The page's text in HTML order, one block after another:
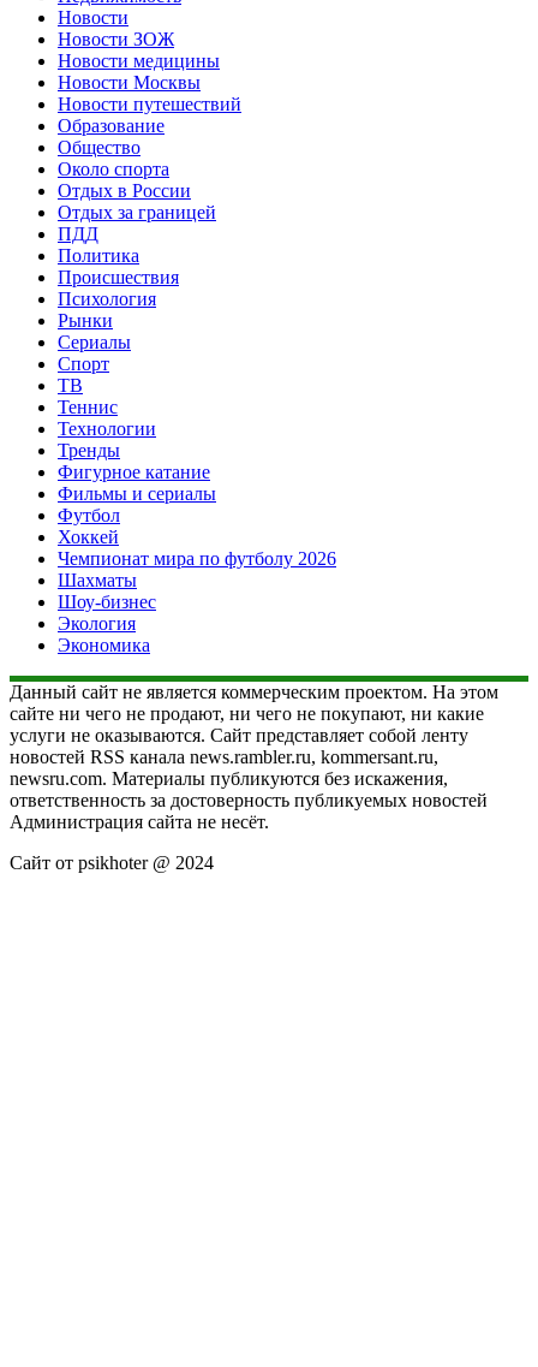
Новости
Новости ЗОЖ
Новости медицины
Новости Москвы
Новости путешествий
Образование
Общество
Около спорта
Отдых в России
Отдых за границей
ПДД
Политика
Происшествия
Психология
Рынки
Сериалы
Спорт
ТВ
Теннис
Технологии
Тренды
Фигурное катание
Фильмы и сериалы
Футбол
Хоккей
Чемпионат мира по футболу 2026
Шахматы
Шоу-бизнес
Экология
Экономика
Данный сайт не является коммерческим проектом. На этом
сайте ни чего не продают, ни чего не покупают, ни какие
услуги не оказываются. Сайт представляет собой ленту
новостей RSS канала news.rambler.ru, kommersant.ru,
newsru.com. Материалы публикуются без искажения,
ответственность за достоверность публикуемых новостей
Администрация сайта не несёт.
Сайт от psikhoter @ 2024